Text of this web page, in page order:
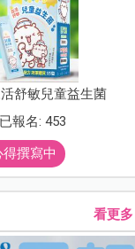
活舒敏兒童益生菌
報名: 453
撰寫中
看更多